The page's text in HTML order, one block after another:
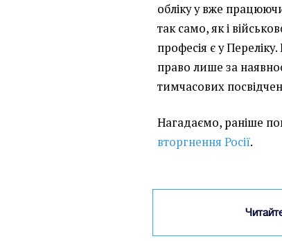
обліку у вже
так само, як і
професія є у
право лише за
тимчасових
Нагадаємо, раніше
вторгнення Росії.